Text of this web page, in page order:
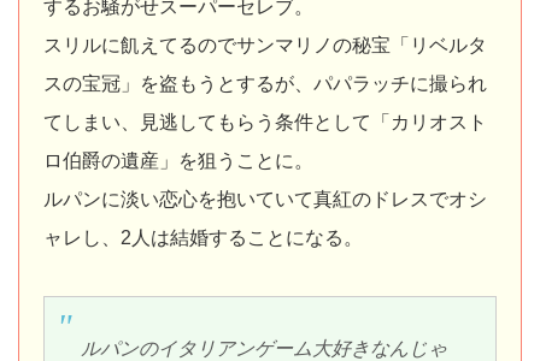
するお騒がせスーパーセレブ。
スリルに飢えてるのでサンマリノの秘宝「リベルタ
スの宝冠」を盗もうとするが、パパラッチに撮られ
てしまい、見逃してもらう条件として「カリオスト
ロ伯爵の遺産」を狙うことに。
ルパンに淡い恋心を抱いていて真紅のドレスでオシ
ャレし、2人は結婚することになる。
ルパンのイタリアンゲーム大好きなんじゃ